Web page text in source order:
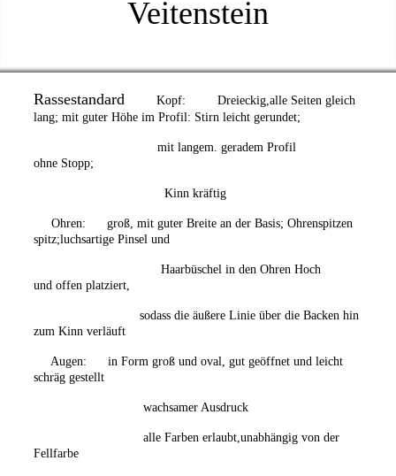
Veitenstein
Rassestandard
Kopf: Dreieckig,alle Seiten gleich
lang; mit guter Höhe im Profil: Stirn leicht gerundet;
mit langem. geradem Profil
ohne Stopp;
Kinn kräftig
Ohren: groß, mit guter Breite an der Basis; Ohrenspitzen
spitz;luchsartige Pinsel und
Haarbüschel in den OhrenHoch
und offen platziert,
sodass die äußere Linieüber die Backen hin
zum Kinn verläuft
Augen: in Form groß und oval, gut geöffnet und leicht
schräg gestellt
wachsamer Ausdruck
alle Farben erlaubt,unabhängig von der
Fellfarbe